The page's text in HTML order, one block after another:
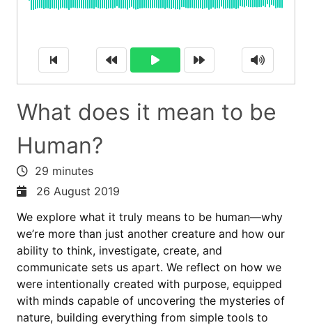
What does it mean to be
Human?
29 minutes
26 August 2019
We explore what it truly means to be human—why
we’re more than just another creature and how our
ability to think, investigate, create, and
communicate sets us apart. We reflect on how we
were intentionally created with purpose, equipped
with minds capable of uncovering the mysteries of
nature, building everything from simple tools to